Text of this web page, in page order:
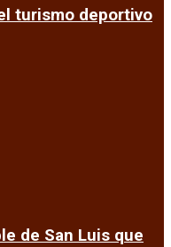
turismo deportivo
de San Luis que